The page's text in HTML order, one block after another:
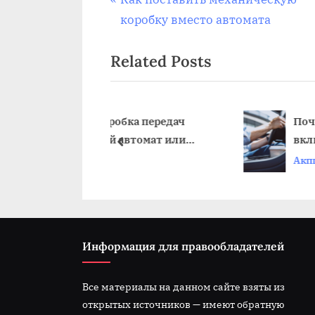
записям
r
v
i
u
s
t
:
коробку вместо автомата
Related Posts
Почему пинается акпп
включении задней
prev
Информация для правообладателей
Все материалы на данном сайте взяты из
открытых источников — имеют обратную